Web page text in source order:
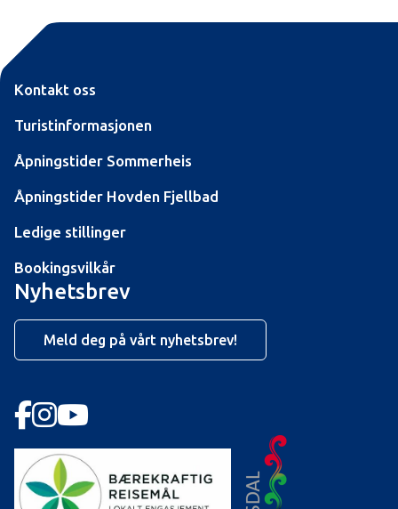
Kontakt oss
Turistinformasjonen
Åpningstider Sommerheis
Åpningstider Hovden Fjellbad
Ledige stillinger
Bookingsvilkår
Nyhetsbrev
Meld deg på vårt nyhetsbrev!